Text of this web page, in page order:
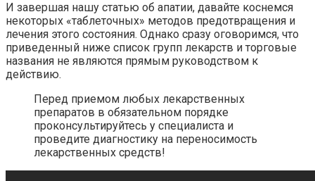
И завершая нашу статью об апатии, давайте коснемся
некоторых «таблеточных» методов предотвращения и
лечения этого состояния. Однако сразу оговоримся, что
приведенный ниже список групп лекарств и торговые
названия не являются прямым руководством к
действию.
Перед приемом любых лекарственных
препаратов в обязательном порядке
проконсультируйтесь у специалиста и
проведите диагностику на переносимость
лекарственных средств!